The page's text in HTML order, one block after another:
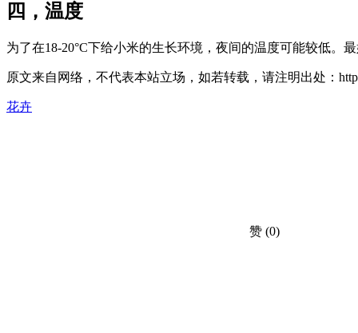
四，温度
为了在18-20°C下给小米的生长环境，夜间的温度可能较低。
原文来自网络，不代表本站立场，如若转载，请注明出处：
花卉
赞 (0)